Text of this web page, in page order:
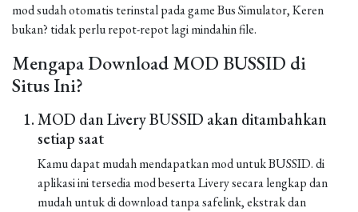
mod sudah otomatis terinstal pada game Bus Simulator, Keren
bukan? tidak perlu repot-repot lagi mindahin file.
Mengapa Download MOD BUSSID di
Situs Ini?
MOD dan Livery BUSSID akan ditambahkan
setiap saat
Kamu dapat mudah mendapatkan mod untuk BUSSID. di
aplikasi ini tersedia mod beserta Livery secara lengkap dan
mudah untuk di download tanpa safelink, ekstrak dan